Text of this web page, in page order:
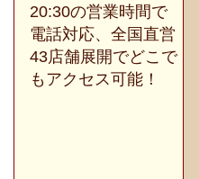
20:30の営業時間で
電話対応、全国直営
43店舗展開でどこで
もアクセス可能！